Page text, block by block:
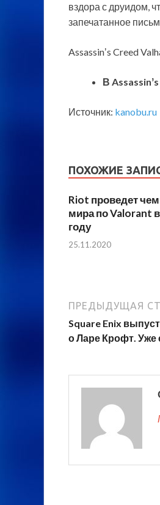
вздора с друидом,
запечатанное
Assassinʼs Creed
В
Источник: kanobu.ru
ПОХОЖИЕ
Riot проведет
мира по Valorant
году
25.11.2020
ПРЕДЫДУЩАЯ
Square Enix
о Ларе Крофт. Уже